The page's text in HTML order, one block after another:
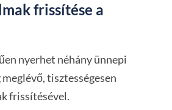
frissítése a
nyerhet néhány ünnepi
tisztességesen
frissítésével.